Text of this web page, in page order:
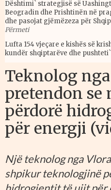
Dështimi` strategjisë së
Beogradin dhe Prishtinën në
dhe pasojat gjëmëzeza për
Përmeti
Lufta 154 vjeçare e kishës së
kundër shqiptarëve dhe
Teknolog
pretendon se
përdorë
për energji
Një teknolog nga
shpikur teknologjinë